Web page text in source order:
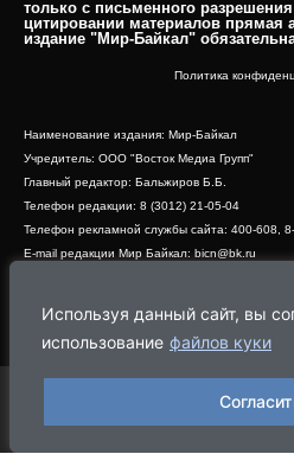
Используя данный сайт, вы
использование файлов куки
только с письменного
цитировании материалов прямая
издание "Мир-Байкал"
Политика
Наименование издания: Мир-Байкал
Учредитель: ООО "Восток Медиа Групп"
Главный редактор: Бальжиров Б.Б.
Телефон редакции: 8 (3012) 21-05-04
Телефон рекламной службы сайта: 400-608,
E-mail редакции Мир Байкал: bicn@bk.ru
Адрес редакции: 670000, г. Улан-Удэ, ул.